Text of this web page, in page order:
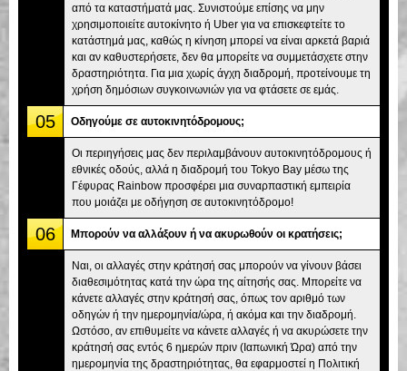
από τα καταστήματά μας. Συνιστούμε επίσης να μην
χρησιμοποιείτε αυτοκίνητο ή Uber για να επισκεφτείτε το
κατάστημά μας, καθώς η κίνηση μπορεί να είναι αρκετά βαριά
και αν καθυστερήσετε, δεν θα μπορείτε να συμμετάσχετε στην
δραστηριότητα. Για μια χωρίς άγχη διαδρομή, προτείνουμε τη
χρήση δημόσιων συγκοινωνιών για να φτάσετε σε εμάς.
05 Οδηγούμε σε αυτοκινητόδρομους;
Οι περιηγήσεις μας δεν περιλαμβάνουν αυτοκινητόδρομους ή
εθνικές οδούς, αλλά η διαδρομή του Tokyo Bay μέσω της
Γέφυρας Rainbow προσφέρει μια συναρπαστική εμπειρία
που μοιάζει με οδήγηση σε αυτοκινητόδρομο!
06 Μπορούν να αλλάξουν ή να ακυρωθούν οι κρατήσεις;
Ναι, οι αλλαγές στην κράτησή σας μπορούν να γίνουν βάσει
διαθεσιμότητας κατά την ώρα της αίτησής σας. Μπορείτε να
κάνετε αλλαγές στην κράτησή σας, όπως τον αριθμό των
οδηγών ή την ημερομηνία/ώρα, ή ακόμα και την διαδρομή.
Ωστόσο, αν επιθυμείτε να κάνετε αλλαγές ή να ακυρώσετε την
κράτησή σας εντός 6 ημερών πριν (Ιαπωνική Ώρα) από την
ημερομηνία της δραστηριότητας, θα εφαρμοστεί η Πολιτική